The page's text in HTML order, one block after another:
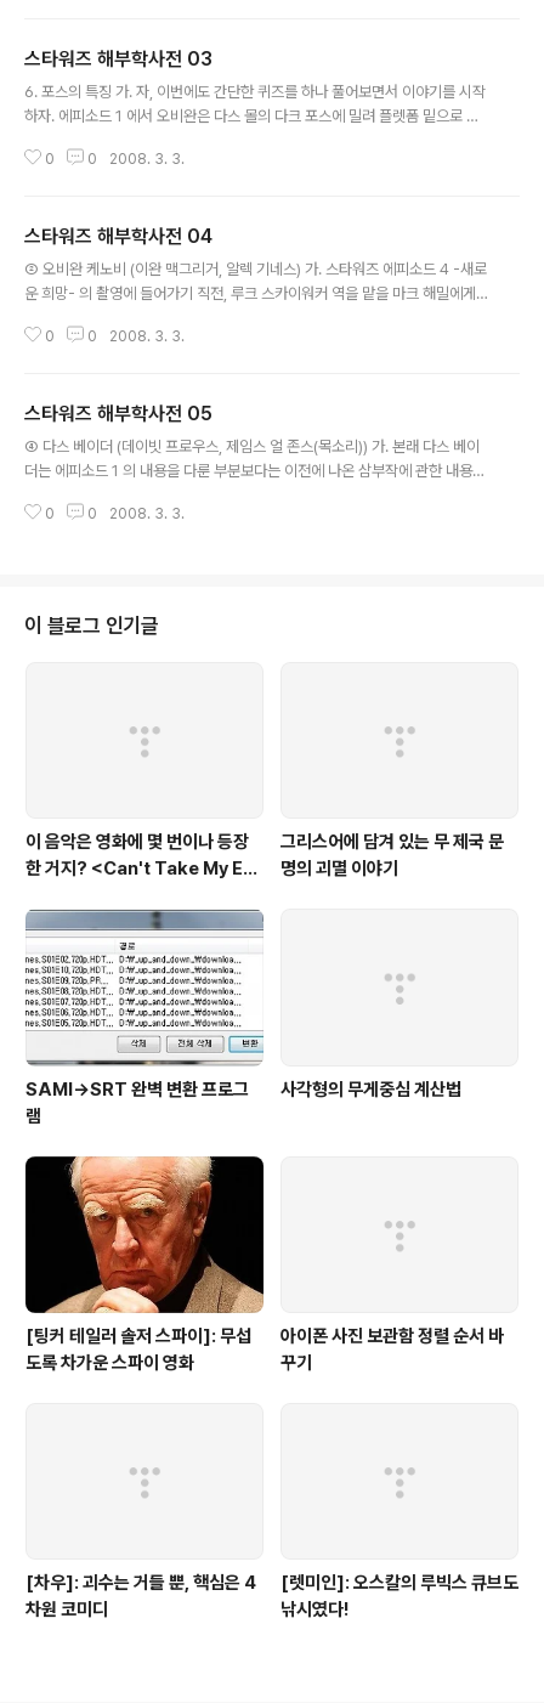
에 게시한 것입니다 스타워즈 해부학사전 (02).pdf ※ 이 글을 읽기 위해서는 A
crobat reader 또는 Foxit reader 가 필요..
스타워즈 해부학사전 03
6. 포스의 특징 가. 자, 이번에도 간단한 퀴즈를 하나 풀어보면서 이야기를 시작
하자. 에피소드 1 에서 오비완은 다스 몰의 다크 포스에 밀려 플렛폼 밑으로 떨
완을 밑으로 떨어뜨릴 수 있지 않았을까? 그는 무엇때문에 이렇게 하지 않고 광
의 마스터라는 사실을 알고 그와의 대결에 온 힘을 집중한 바 있다. 그는 이때쯤
되서 이미 지쳤던 것이다. 이 글은 영화 컬럼니스트이신 김정대님께서 nKino에
연재하셨던 것을 김정대 님의 허락 하에 게시한 것입니다 스타워즈 해부학사전
0 0 2008. 3. 3.
스타워즈 해부학사전 04
② 오비완 케노비 (이완 맥그리거, 알렉 기네스) 가. 스타워즈 에피소드 4 -새로
운 희망- 의 촬영에 들어가기 직전, 루크 스카이워커 역을 맡을 마크 해밀에게
중 가장 비싼 영화가 될 것이오." 유니버셜, 유나이티드 아티스츠 영화사로부터
비는 거의 세배 가까이 늘어나 제작자의 애간장을 태우게 되지만. - 본의 반 타
의 반의 '저예산 영화' 정신으로 철저히 무장하고 제작에 들어가야 했던 이 영화
의 캐스팅은 당연하게도 대부분 (당시로서는) 이름 없는 배우들이 위주가 될
0 0 2008. 3. 3.
스타워즈 해부학사전 05
④ 다스 베이더 (데이빗 프로우스, 제임스 얼 존스(목소리)) 가. 본래 다스 베이
더는 에피소드 1 의 내용을 다룬 부분보다는 이전에 나온 삼부작에 관한 내용을
야기가 나온 만큼, 또 스타워즈 시리즈가 낳은 최고의 인기 캐릭터이기에 많은
위해서는 Acrobat reader 또는 Foxit reader 가 필요합니다. 스타워즈 해
부학사전 (전 11편) 1. 스타워즈 해부학사전 (01) 2. 스타워즈 해..
0 0 2008. 3. 3.
이 블로그 인기글
이 음악은 영화에 몇 번이나 등장
한 거지? <Can't Take My Eye
그리스어에 담겨 있는 무 제국 문
명의 괴멸 이야기
SAMI→SRT 완벽 변환 프로그
램
사각형의 무게중심 계산법
[팅커 테일러 솔저 스파이]: 무섭
도록 차가운 스파이 영화
아이폰 사진 보관함 정렬 순서 바
꾸기
[차우]: 괴수는 거들 뿐, 핵심은 4
차원 코미디
[렛미인]: 오스칼의 루빅스 큐브도
낚시였다!